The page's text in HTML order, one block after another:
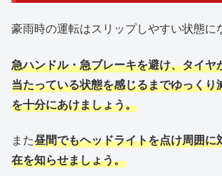
豪雨時の運転はスリップしやすい状態に
急ハンドル・急ブレーキを避け、タイヤ
当たっている状態を感じるまでゆっくり
を十分にあけましょう。
また昼間でもヘッドライトを点け周囲に
在を知らせましょう。